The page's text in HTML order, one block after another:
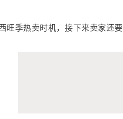
旺季热卖时机，接下来卖家还